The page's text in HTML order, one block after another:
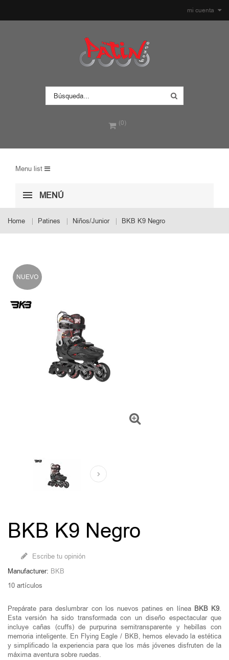
mi cuenta
(0)
Menu list
MENÚ
Home Patines Niños/Junior BKB K9 Negro
NUEVO
BKB K9 Negro
Escribe tu opinión
Manufacturer: BKB
10 artículos
Prepárate para deslumbrar con los nuevos patines en línea BKB K9.
Esta versión ha sido transformada con un diseño espectacular que
incluye cañas (cuffs) de purpurina semitransparente y hebillas con
memoria inteligente. En Flying Eagle / BKB, hemos elevado la estética
y simplificado la experiencia para que los más jóvenes disfruten de la
máxima aventura sobre ruedas.